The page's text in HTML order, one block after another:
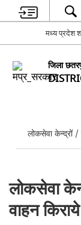
मध्य प्रदेश
जिला
लोकसेवा केन्द्रों /
लोकसेवा
वाहन